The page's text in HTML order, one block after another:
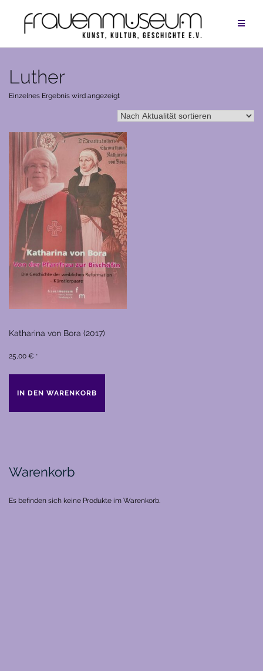
springen
Luther
Einzelnes Ergebnis wird angezeigt
Katharina von Bora (2017)
25,00 € *
IN DEN WARENKORB
Warenkorb
Es befinden sich keine Produkte im Warenkorb.